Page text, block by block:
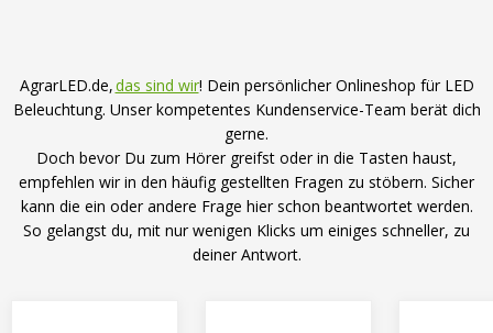
Kostenlose Lichtplanung
FAQs – Häufig gestellte Fragen
Über uns
Agrarled Blog
Kostenlose Lichtplanung
Alle anzeigen
AgrarLED.de,das sind wir! Dein persönlicher Onlineshop für LED
Beleuchtung. Unser kompetentes Kundenservice-Team berät dich
gerne.
Doch bevor Du zum Hörer greifst oder in die Tasten haust,
empfehlen wir in den häufig gestellten Fragen zu stöbern. Sicher
kann die ein oder andere Frage hier schon beantwortet werden.
So gelangst du, mit nur wenigen Klicks um einiges schneller, zu
deiner Antwort.